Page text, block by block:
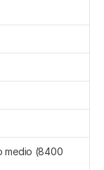
medio (8400